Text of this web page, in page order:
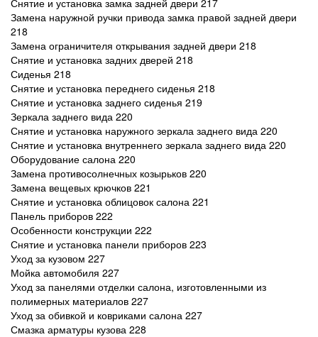
Снятие и установка замка задней двери 217
Замена наружной ручки привода замка правой задней двери
218
Замена ограничителя открывания задней двери 218
Снятие и установка задних дверей 218
Сиденья 218
Снятие и установка переднего сиденья 218
Снятие и установка заднего сиденья 219
Зеркала заднего вида 220
Снятие и установка наружного зеркала заднего вида 220
Снятие и установка внутреннего зеркала заднего вида 220
Оборудование салона 220
Замена противосолнечных козырьков 220
Замена вещевых крючков 221
Снятие и установка облицовок салона 221
Панель приборов 222
Особенности конструкции 222
Снятие и установка панели приборов 223
Уход за кузовом 227
Мойка автомобиля 227
Уход за панелями отделки салона, изготовленными из
полимерных материалов 227
Уход за обивкой и ковриками салона 227
Смазка арматуры кузова 228